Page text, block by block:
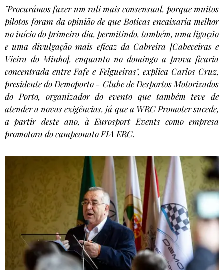
"Procurámos fazer um rali mais consensual, porque muitos
pilotos foram da opinião de que Boticas encaixaria melhor
no início do primeiro dia, permitindo, também, uma ligação
e uma divulgação mais eficaz da Cabreira [Cabeceiras e
Vieira do Minho], enquanto no domingo a prova ficaria
concentrada entre Fafe e Felgueiras", explica Carlos Cruz,
presidente do Demoporto - Clube de Desportos Motorizados
do Porto, organizador do evento que também teve de
atender a novas exigências, já que a WRC Promoter sucede,
a partir deste ano, à Eurosport Events como empresa
promotora do campeonato FIA ERC.